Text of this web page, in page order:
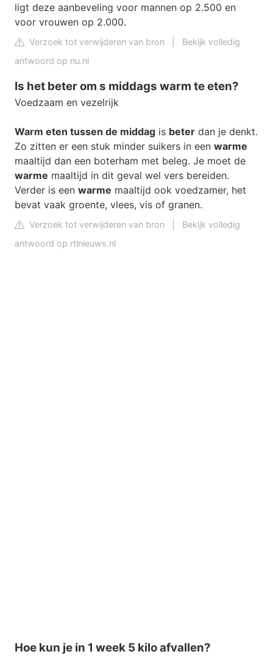
ligt deze aanbeveling voor mannen op 2.500 en
voor vrouwen op 2.000.
Verzoek tot verwijderen van bron
Bekijk volledig
antwoord op nu.nl
Is het beter om s middags warm te eten?
Voedzaam en vezelrijk
Warm eten tussen de middag is beter dan je denkt.
Zo zitten er een stuk minder suikers in een warme
maaltijd dan een boterham met beleg. Je moet de
warme maaltijd in dit geval wel vers bereiden.
Verder is een warme maaltijd ook voedzamer, het
bevat vaak groente, vlees, vis of granen.
Verzoek tot verwijderen van bron
Bekijk volledig
antwoord op rtlnieuws.nl
Hoe kun je in 1 week 5 kilo afvallen?